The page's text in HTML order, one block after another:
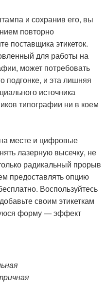
и сохранив его, вы
повторно
поставщика этикеток.
для работы на
может потребовать
подгонке, и эта лишняя
источника
типографии ни в коем
на месте и цифровые
лазерную высечку, не
радикальный прорыв
предоставлять опцию
Воспользуйтесь
своим этикеткам
форму — эффект